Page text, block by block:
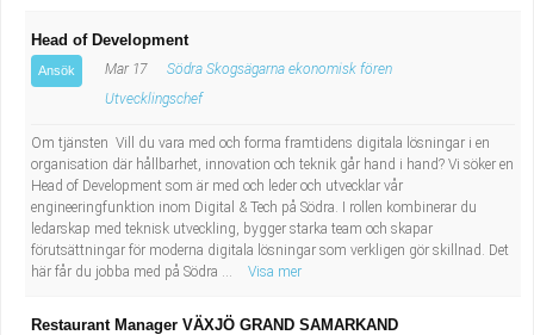
Head of Development
Ansök Mar 17
Södra Skogsägarna ekonomisk fören
Utvecklingschef
Om tjänsten Vill du vara med och forma framtidens digitala lösningar i en
organisation där hållbarhet, innovation och teknik går hand i hand? Vi söker en
Head of Development som är med och leder och utvecklar vår
engineeringfunktion inom Digital & Tech på Södra. I rollen kombinerar du
ledarskap med teknisk utveckling, bygger starka team och skapar
förutsättningar för moderna digitala lösningar som verkligen gör skillnad. Det
här får du jobba med på Södra ...
Visa mer
Restaurant Manager VÄXJÖ GRAND SAMARKAND